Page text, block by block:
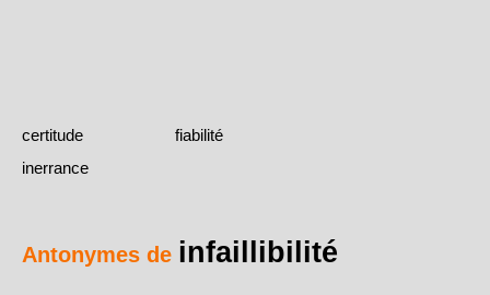
certitude
fiabilité
inerrance
Antonymes de infaillibilité